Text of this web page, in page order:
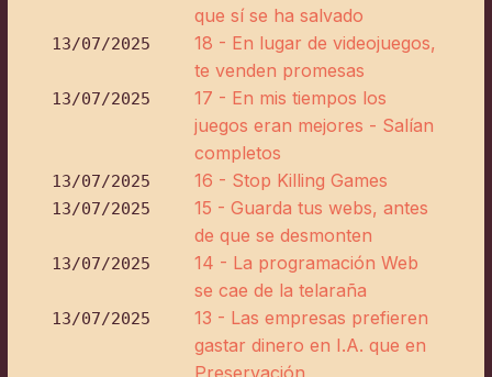
que sí se ha salvado
13/07/2025
18 - En lugar de videojuegos,
te venden promesas
13/07/2025
17 - En mis tiempos los
juegos eran mejores - Salían
completos
13/07/2025 16 - Stop Killing Games
13/07/2025
15 - Guarda tus webs, antes
de que se desmonten
13/07/2025
14 - La programación Web
se cae de la telaraña
13/07/2025
13 - Las empresas prefieren
gastar dinero en I.A. que en
Preservación